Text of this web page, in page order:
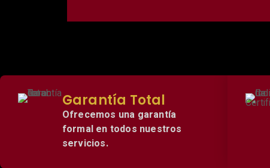
Garantía Total
Ofrecemos una garantía
formal en todos nuestros
servicios.